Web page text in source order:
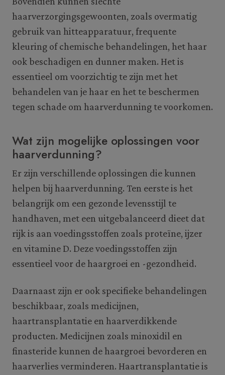
haarverzorgingsgewoonten, zoals overmatig
gebruik van hitteapparatuur, frequente
kleuring of chemische behandelingen, het haar
ook beschadigen en dunner maken. Het is
essentieel om voorzichtig te zijn met het
behandelen van je haar en het te beschermen
tegen schade om haarverdunning te voorkomen.
Wat zijn mogelijke oplossingen voor
haarverdunning?
Er zijn verschillende oplossingen die kunnen
helpen bij haarverdunning. Ten eerste is het
belangrijk om een gezonde levensstijl te
handhaven, met een uitgebalanceerd dieet dat
rijk is aan voedingsstoffen zoals proteïne, ijzer
en vitamine D. Deze voedingsstoffen zijn
essentieel voor de haargroei en -gezondheid.
Daarnaast zijn er ook specifieke behandelingen
beschikbaar, zoals medicijnen,
haartransplantatie en haarverdikkende
producten. Medicijnen zoals minoxidil en
finasteride kunnen de haargroei bevorderen en
haarverlies verminderen. Haartransplantatie is